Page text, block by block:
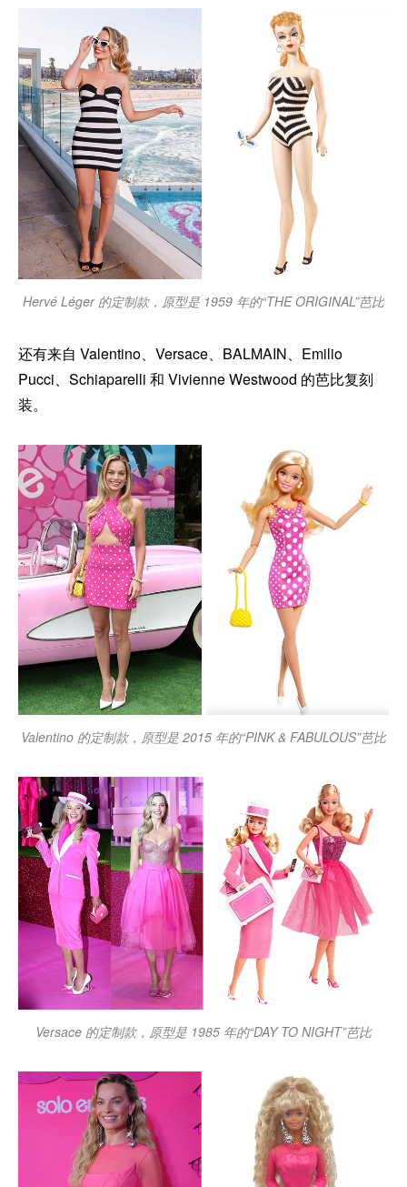
Hervé Léger 的定制款，原型是 1959 年的“THE ORIGINAL”芭比
还有来自 Valentino、Versace、BALMAIN、Emilio
Pucci、Schiaparelli 和 Vivienne Westwood 的芭比复刻
装。
Valentino 的定制款，原型是 2015 年的“PINK & FABULOUS”芭比
Versace 的定制款，原型是 1985 年的“DAY TO NIGHT”芭比